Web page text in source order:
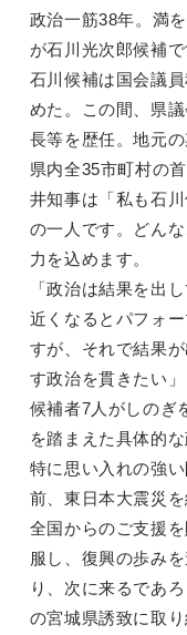
政治一筋38年。満
が石川光次郎候補で
石川候補は国会議
めた。この間、県
長等を歴任。地元
県内全35市町村の
井知事は「私も石
の一人です。どん
力を込めます。
「政治は結果を出
近くなるとパフォ
すが、それで結果
す政治を貫きたい」
候補者7人がしのぎ
を踏まえた具体的
特に思い入れの強
前、東日本大震災
全国からのご支援
服し、復興の歩み
り、次に来るであ
の宮城県誘致に取